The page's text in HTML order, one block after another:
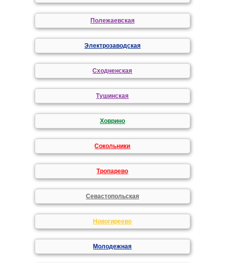
Полежаевская
Электрозаводская
Сходненская
Тушинская
Ховрино
Сокольники
Тропарево
Севастопольская
Новогиреево
Молодежная